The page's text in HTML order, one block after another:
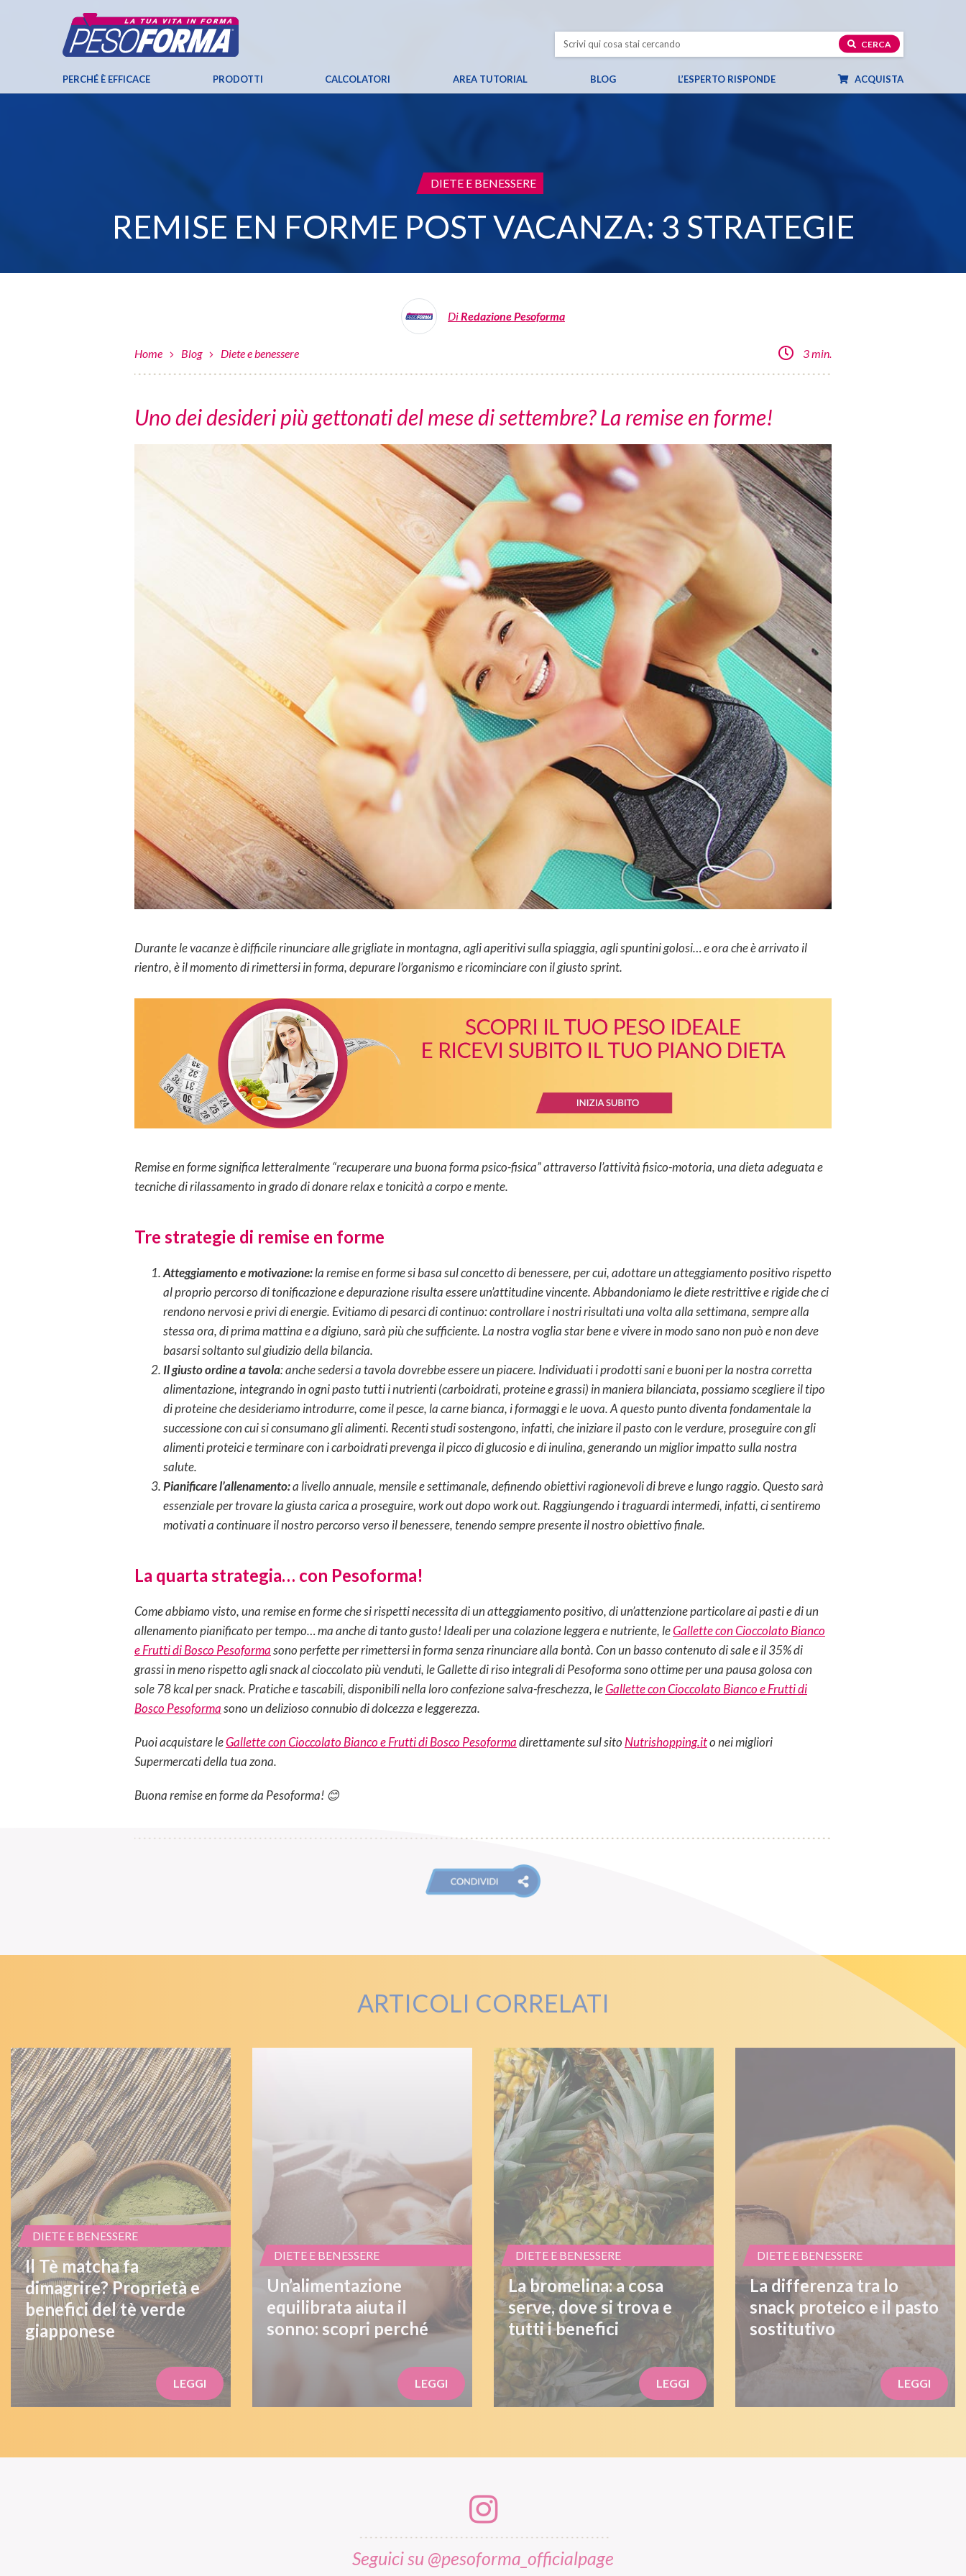
CERCA
PERCHÉ È EFFICACE PRODOTTI CALCOLATORI AREA TUTORIAL BLOG L’ESPERTO RISPONDE ACQUISTA
CATEGORIA:
DIETE E BENESSERE
REMISE EN FORME POST VACANZA: 3 STRATEGIE
DiRedazione Pesoforma
Home Blog Diete e benessere 3 min.
Uno dei desideri più gettonati del mese di settembre? La remise en forme!
Durante le vacanze è difficile rinunciare alle grigliate in montagna, agli aperitivi sulla spiaggia, agli spuntini golosi… e ora che è arrivato il
rientro, è il momento di rimettersi in forma, depurare l’organismo e ricominciare con il giusto sprint.
Remise en forme significa letteralmente “recuperare una buona forma psico-fisica” attraverso l’attività fisico-motoria, una dieta adeguata e
tecniche di rilassamento in grado di donare relax e tonicità a corpo e mente.
Tre strategie di remise en forme
Atteggiamento e motivazione:la remise en forme si basa sul concetto di benessere, per cui, adottare un atteggiamento positivo rispetto
al proprio percorso di tonificazione e depurazione risulta essere un’attitudine vincente. Abbandoniamo le diete restrittive e rigide che ci
rendono nervosi e privi di energie. Evitiamo di pesarci di continuo: controllare i nostri risultati una volta alla settimana, sempre alla
stessa ora, di prima mattina e a digiuno, sarà più che sufficiente. La nostra voglia star bene e vivere in modo sano non può e non deve
basarsi soltanto sul giudizio della bilancia.
Il giusto ordine a tavola: anche sedersi a tavola dovrebbe essere un piacere. Individuati i prodotti sani e buoni per la nostra corretta
alimentazione, integrando in ogni pasto tutti i nutrienti (carboidrati, proteine e grassi) in maniera bilanciata, possiamo scegliere il tipo
di proteine che desideriamo introdurre, come il pesce, la carne bianca, i formaggi e le uova. A questo punto diventa fondamentale la
successione con cui si consumano gli alimenti. Recenti studi sostengono, infatti, che iniziare il pasto con le verdure, proseguire con gli
alimenti proteici e terminare con i carboidrati prevenga il picco di glucosio e di inulina, generando un miglior impatto sulla nostra
salute.
Pianificare l’allenamento:a livello annuale, mensile e settimanale, definendo obiettivi ragionevoli di breve e lungo raggio. Questo sarà
essenziale per trovare la giusta carica a proseguire, work out dopo work out. Raggiungendo i traguardi intermedi, infatti, ci sentiremo
motivati a continuare il nostro percorso verso il benessere, tenendo sempre presente il nostro obiettivo finale.
La quarta strategia… con Pesoforma!
Come abbiamo visto, una remise en forme che si rispetti necessita di un atteggiamento positivo, di un’attenzione particolare ai pasti e di un
allenamento pianificato per tempo… ma anche di tanto gusto! Ideali per una colazione leggera e nutriente, leGallette con Cioccolato Bianco
e Frutti di Bosco Pesoformasono perfette per rimettersi in forma senza rinunciare alla bontà. Con un basso contenuto di sale e il 35% di
grassi in meno rispetto agli snack al cioccolato più venduti, le Gallette di riso integrali di Pesoforma sono ottime per una pausa golosa con
sole 78 kcal per snack. Pratiche e tascabili, disponibili nella loro confezione salva-freschezza, leGallette con Cioccolato Bianco e Frutti di
Bosco Pesoformasono un delizioso connubio di dolcezza e leggerezza.
Puoi acquistare leGallette con Cioccolato Bianco e Frutti di Bosco Pesoformadirettamente sul sito Nutrishopping.ito nei migliori
Supermercati della tua zona.
Buona remise en forme da Pesoforma! 😊
ARTICOLI CORRELATI
DIETE E BENESSERE
Il Tè matcha fa
dimagrire? Proprietà e
benefici del tè verde
giapponese
LEGGI
DIETE E BENESSERE
Un’alimentazione
equilibrata aiuta il
sonno: scopri perché
LEGGI
DIETE E BENESSERE
La bromelina: a cosa
serve, dove si trova e
tutti i benefici
LEGGI
DIETE E BENESSERE
La differenza tra lo
snack proteico e il pasto
sostitutivo
LEGGI
Seguici su @pesoforma_officialpage